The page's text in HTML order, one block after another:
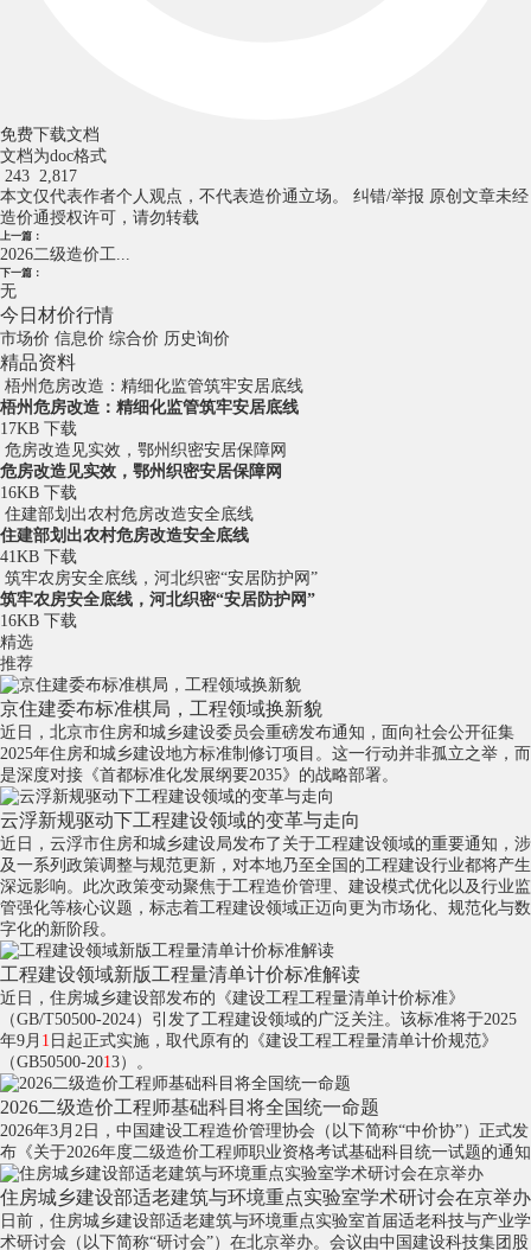
免费下载文档
文档为doc格式
243 2,817
本文仅代表作者个人观点，不代表造价通立场。 纠错/举报 原创文章未经
造价通授权许可，请勿转载
上一篇：
2026二级造价工...
下一篇：
无
今日材价行情
市场价 信息价 综合价 历史询价
精品资料
梧州危房改造：精细化监管筑牢安居底线
梧州危房改造：精细化监管筑牢安居底线
17KB 下载
危房改造见实效，鄂州织密安居保障网
危房改造见实效，鄂州织密安居保障网
16KB 下载
住建部划出农村危房改造安全底线
住建部划出农村危房改造安全底线
41KB 下载
筑牢农房安全底线，河北织密“安居防护网”
筑牢农房安全底线，河北织密“安居防护网”
16KB 下载
精选
推荐
京住建委布标准棋局，工程领域换新貌
近日，北京市住房和城乡建设委员会重磅发布通知，面向社会公开征集
2025年住房和城乡建设地方标准制修订项目。这一行动并非孤立之举，而
是深度对接《首都标准化发展纲要2035》的战略部署。
云浮新规驱动下工程建设领域的变革与走向
近日，云浮市住房和城乡建设局发布了关于工程建设领域的重要通知，涉
及一系列政策调整与规范更新，对本地乃至全国的工程建设行业都将产生
深远影响。此次政策变动聚焦于工程造价管理、建设模式优化以及行业监
管强化等核心议题，标志着工程建设领域正迈向更为市场化、规范化与数
字化的新阶段。
工程建设领域新版工程量清单计价标准解读
近日，住房城乡建设部发布的《建设工程工程量清单计价标准》
（GB/T50500-2024）引发了工程建设领域的广泛关注。该标准将于2025
年9月 1 日起正式实施，取代原有的《建设工程工程量清单计价规范》
（GB50500-2013）。
2026二级造价工程师基础科目将全国统一命题
2026年3月2日，中国建设工程造价管理协会（以下简称“中价协”）正式发
布《关于2026年度二级造价工程师职业资格考试基础科目统一试题的通知
住房城乡建设部适老建筑与环境重点实验室学术研讨会在京举办
日前，住房城乡建设部适老建筑与环境重点实验室首届适老科技与产业学
术研讨会（以下简称“研讨会”）在北京举办。会议由中国建设科技集团股